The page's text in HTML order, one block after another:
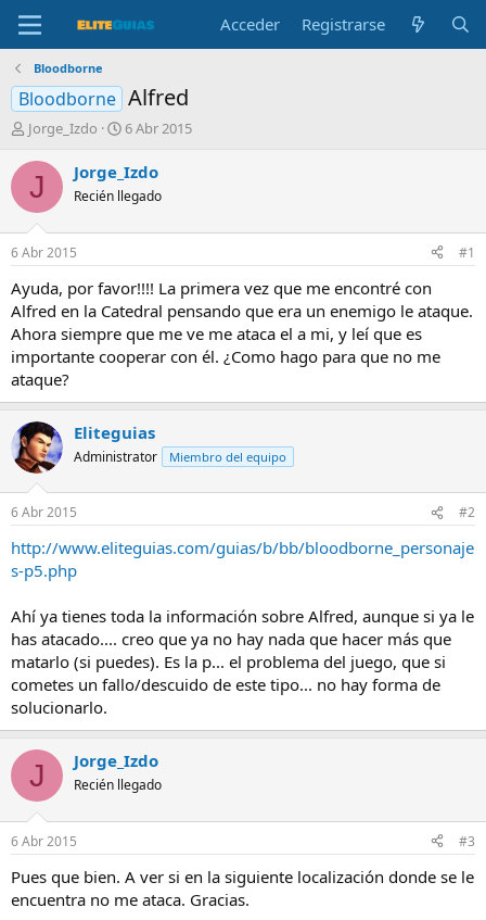
Acceder Registrarse
Bloodborne
Bloodborne Alfred
A
t
Jorge_Izdo
F
c
h
a
i
n
c
i
o
6 Abr 2015
J Jorge_Izdo
Recién llegado
6 Abr 2015 #1
Ayuda, por favor!!!! La primera vez que me encontré con
Alfred en la Catedral pensando que era un enemigo le ataque.
Ahora siempre que me ve me ataca el a mi, y leí que es
importante cooperar con él. ¿Como hago para que no me
ataque?
Eliteguias
Administrator Miembro del equipo
6 Abr 2015 #2
http://www.eliteguias.com/guias/b/bb/bloodborne_personaje
s-p5.php
Ahí ya tienes toda la información sobre Alfred, aunque si ya le
has atacado.... creo que ya no hay nada que hacer más que
matarlo (si puedes). Es la p... el problema del juego, que si
cometes un fallo/descuido de este tipo... no hay forma de
solucionarlo.
J Jorge_Izdo
Recién llegado
6 Abr 2015 #3
Pues que bien. A ver si en la siguiente localización donde se le
encuentra no me ataca. Gracias.